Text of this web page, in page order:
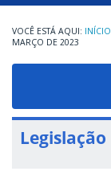
INÍCIO
MARÇO DE 2023
Legislação